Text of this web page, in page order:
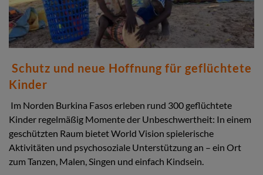
Schutz und neue Hoffnung für geflüchtete
Kinder
Im Norden Burkina Fasos erleben rund 300 geflüchtete
Kinder regelmäßig Momente der Unbeschwertheit: In einem
geschützten Raum bietet World Vision spielerische
Aktivitäten und psychosoziale Unterstützung an – ein Ort
zum Tanzen, Malen, Singen und einfach Kindsein.